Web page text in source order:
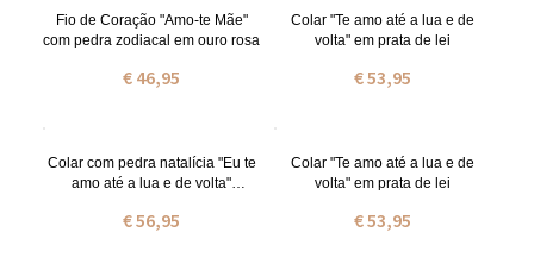
Fio de Coração "Amo-te Mãe"
com pedra zodiacal em ouro rosa
€ 46,95
Colar "Te amo até a lua e de
volta" em prata de lei
€ 53,95
Colar com pedra natalícia "Eu te
amo até a lua e de volta"
€ 56,95
Colar "Te amo até a lua e de
volta" em prata de lei
€ 53,95